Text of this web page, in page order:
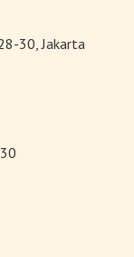
di
di
30, Jakarta